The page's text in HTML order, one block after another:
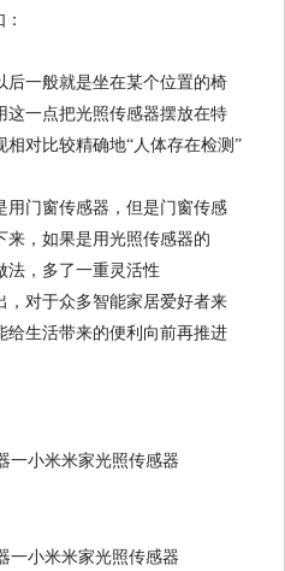
后一般就是坐在某个位置的椅
这一点把光照传感器摆放在特
对比较精确地“人体存在检测”
用门窗传感器，但是门窗传感
来，如果是用光照传感器的
法，多了一重灵活性
，对于众多智能家居爱好者来
给生活带来的便利向前再推进